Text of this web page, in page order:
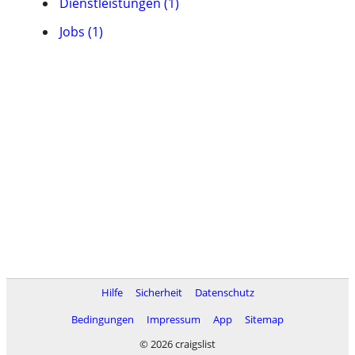
Jobs (1)
Hilfe Sicherheit
Datenschutz
Bedingungen
Impressum App
Sitemap
© 2026 craigslist